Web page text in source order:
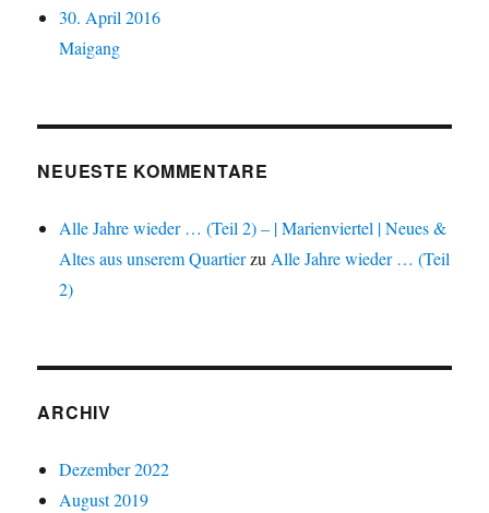
30. April 2016
Maigang
NEUESTE KOMMENTARE
Alle Jahre wieder … (Teil 2) – | Marienviertel | Neues &
Altes aus unserem QuartierzuAlle Jahre wieder … (Teil
2)
ARCHIV
Dezember 2022
August 2019